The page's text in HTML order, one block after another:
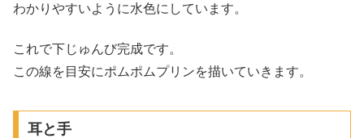
わかりやすいように水色にしています。
これで下じゅんび完成です。
この線を目安にポムポムプリンを描いていきます。
耳と手